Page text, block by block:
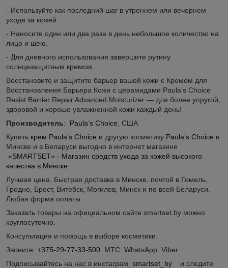
- Используйте как последний шаг в утреннем или вечернем
уходе за кожей.
- Наносите один или два раза в день небольшое количество на
лицо и шею.
- Для дневного использования завершите рутину
солнцезащитным кремом.
Восстановите и защитите барьер вашей кожи с Кремом для
Восстановления Барьера Кожи с церамидами Paula’s Choice
Resist Barrier Repair Advanced Moisturizer — для более упругой,
здоровой и хорошо увлажненной кожи каждый день!
Производитель: Paula’s Choice , США
Купить крем Paula’s Choice и другую косметику Paula’s Choice в
Минске и в Беларуси выгодно в интернет магазине
«SMARTSET» - Магазин средств ухода за кожей высокого
качества в Минске
Лучшая цена. Быстрая доставка в Минске, почтой в Гомель,
Гродно, Брест, Витебск, Могилев, Минск и по всей Беларуси.
Любая форма оплаты.
Заказать товары на официальном сайте smartset.by можно
круглосуточно.
Консультация и помощь в выборе косметики.
Звоните. +375-29-77-33-500 МТС WhatsApp Viber
Подписывайтесь на нас в инстаграм smartset_by
и следите